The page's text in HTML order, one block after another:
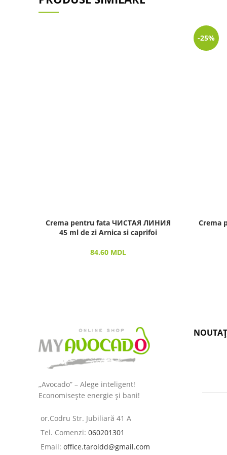
Crema pentru fata ЧИСТАЯ ЛИНИЯ
45 ml de zi Arnica si caprifoi
84.60 MDL
-25%
Crema
„Avocado” – Alege inteligent!
Economisește energie și bani!
or.Codru Str. Jubiliară 41 A
Tel. Comenzi: 060201301
Email: office.taroldd@gmail.com